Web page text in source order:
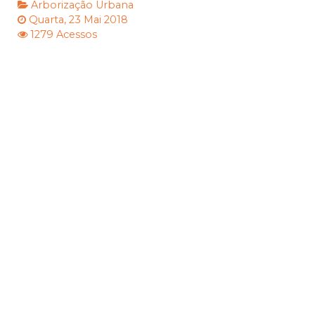
Arborização Urbana
Quarta, 23 Mai 2018
1279 Acessos